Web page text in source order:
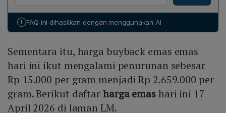
sebulan terakhir, rentangnya Rp 2.807.000–Rp
tersebut turun menjadi Rp 2.659.000 per gram.
! FAQ ini dihasilkan dengan menggunakan AI
Sementara itu, harga buyback emas emas
hari ini ikut mengalami penurunan sebesar
Rp 15.000 per gram menjadi Rp 2.659.000 per
gram. Berikut daftarharga emashari ini 17
April 2026 di laman LM.